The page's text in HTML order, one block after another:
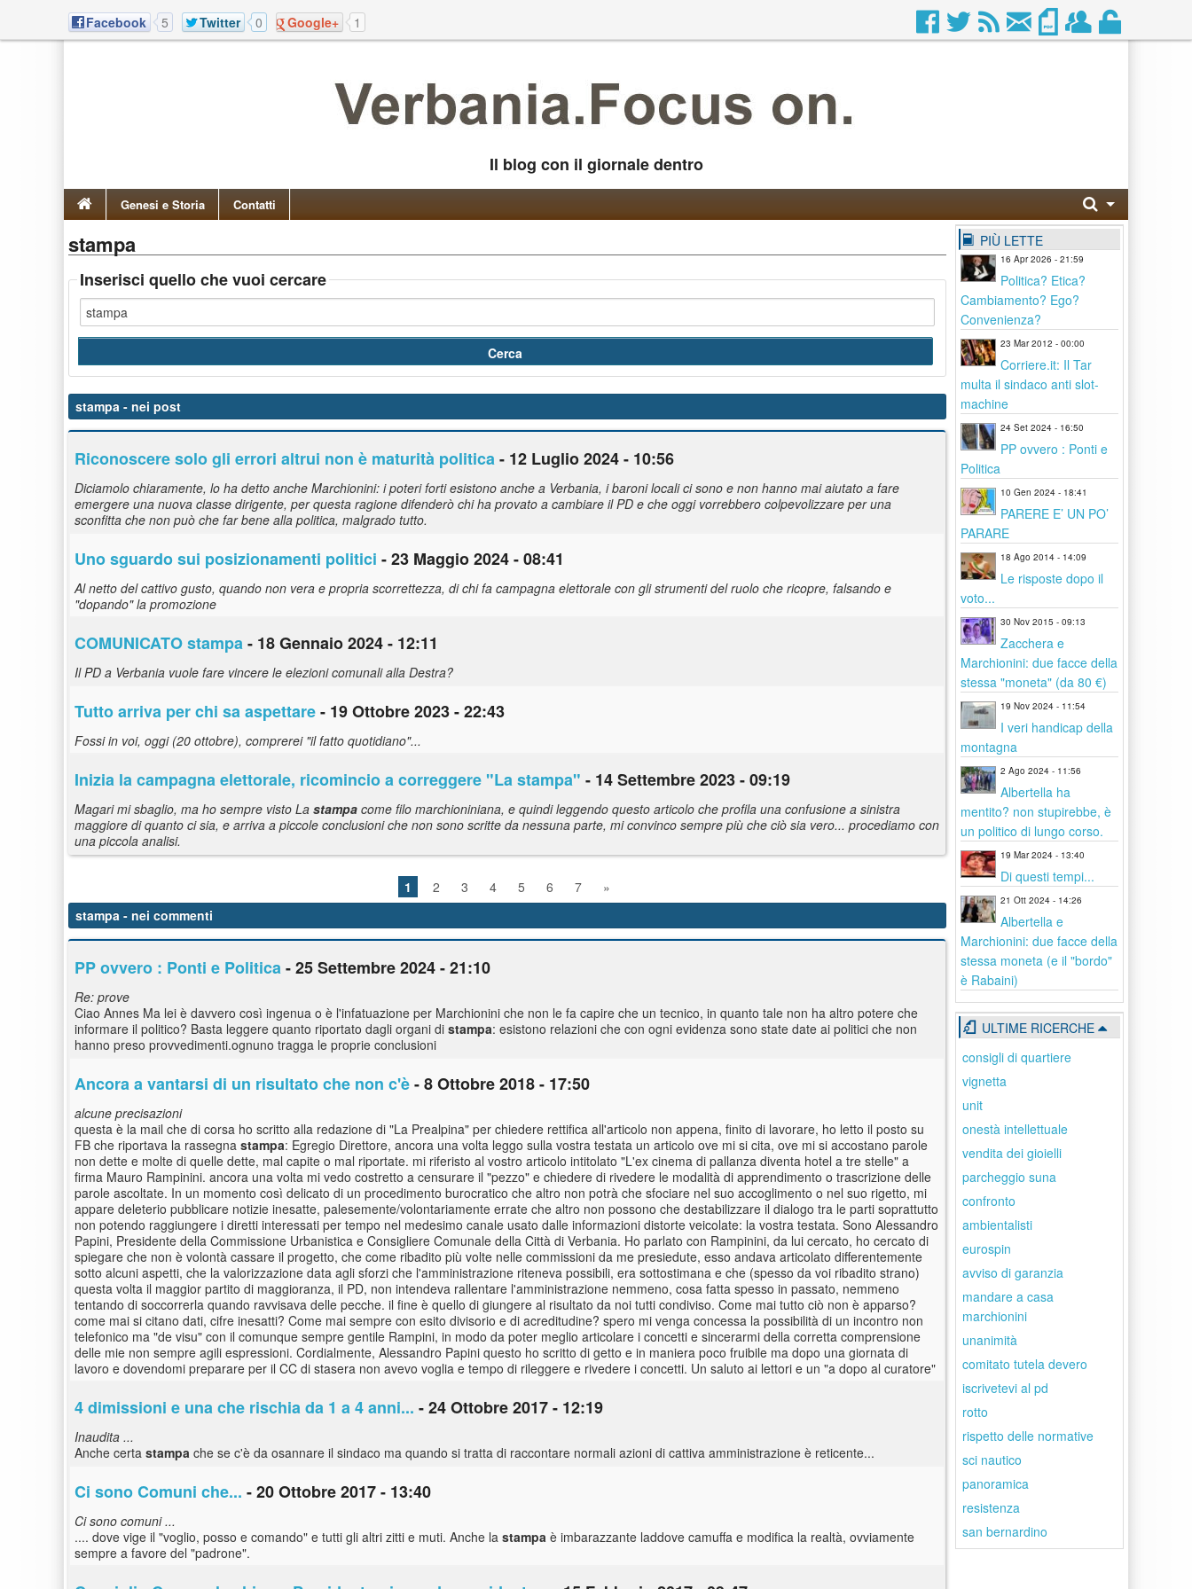
Facebook 5 Twitter 0 Google+ 1
Il blog con il giornale dentro
Genesi e Storia Contatti
stampa
Inserisci quello che vuoi cercare
stampa - nei post
Riconoscere solo gli errori altrui non è maturità politica- 12 Luglio 2024 - 10:56
Diciamolo chiaramente, lo ha detto anche Marchionini: i poteri forti esistono anche a Verbania, i baroni locali ci sono e non hanno mai aiutato a fare
emergere una nuova classe dirigente, per questa ragione difenderò chi ha provato a cambiare il PD e che oggi vorrebbero colpevolizzare per una
sconfitta che non può che far bene alla politica, malgrado tutto.
Uno sguardo sui posizionamenti politici - 23 Maggio 2024 - 08:41
Al netto del cattivo gusto, quando non vera e propria scorrettezza, di chi fa campagna elettorale con gli strumenti del ruolo che ricopre, falsando e
"dopando" la promozione
COMUNICATOstampa- 18 Gennaio 2024 - 12:11
Il PD a Verbania vuole fare vincere le elezioni comunali alla Destra?
Tutto arriva per chi sa aspettare- 19 Ottobre 2023 - 22:43
Fossi in voi, oggi (20 ottobre), comprerei "il fatto quotidiano"...
Inizia la campagna elettorale, ricomincio a correggere "Lastampa" - 14 Settembre 2023 - 09:19
Magari mi sbaglio, ma ho sempre visto La stampa come filo marchioniniana, e quindi leggendo questo articolo che profila una confusione a sinistra
maggiore di quanto ci sia, e arriva a piccole conclusioni che non sono scritte da nessuna parte, mi convinco sempre più che ciò sia vero... procediamo con
una piccola analisi.
1 2 3 4 5 6 7
»
stampa - nei commenti
PP ovvero : Ponti e Politica- 25 Settembre 2024 - 21:10
Re: prove
Ciao Annes Ma lei è davvero così ingenua o è l'infatuazione per Marchionini che non le fa capire che un tecnico, in quanto tale non ha altro potere che
informare il politico? Basta leggere quanto riportato dagli organi di stampa: esistono relazioni che con ogni evidenza sono state date ai politici che non
hanno preso provvedimenti.ognuno tragga le proprie conclusioni
Ancora a vantarsi di un risultato che non c'è- 8 Ottobre 2018 - 17:50
alcune precisazioni
questa è la mail che di corsa ho scritto alla redazione di "La Prealpina" per chiedere rettifica all'articolo non appena, finito di lavorare, ho letto il posto su
FB che riportava la rassegna stampa: Egregio Direttore, ancora una volta leggo sulla vostra testata un articolo ove mi si cita, ove mi si accostano parole
non dette e molte di quelle dette, mal capite o mal riportate. mi riferisto al vostro articolo intitolato "L'ex cinema di pallanza diventa hotel a tre stelle" a
firma Mauro Rampinini. ancora una volta mi vedo costretto a censurare il "pezzo" e chiedere di rivedere le modalità di apprendimento o trascrizione delle
parole ascoltate. In un momento così delicato di un procedimento burocratico che altro non potrà che sfociare nel suo accoglimento o nel suo rigetto, mi
appare deleterio pubblicare notizie inesatte, palesemente/volontariamente errate che altro non possono che destabilizzare il dialogo tra le parti soprattutto
non potendo raggiungere i diretti interessati per tempo nel medesimo canale usato dalle informazioni distorte veicolate: la vostra testata. Sono Alessandro
Papini, Presidente della Commissione Urbanistica e Consigliere Comunale della Città di Verbania. Ho parlato con Rampinini, da lui cercato, ho cercato di
spiegare che non è volontà cassare il progetto, che come ribadito più volte nelle commissioni da me presiedute, esso andava articolato differentemente
sotto alcuni aspetti, che la valorizzazione data agli sforzi che l'amministrazione riteneva possibili, era sottostimana e che (spesso da voi ribadito strano)
questa volta il maggior partito di maggioranza, il PD, non intendeva rallentare l'amministrazione nemmeno, cosa fatta spesso in passato, nemmeno
tentando di soccorrerla quando ravvisava delle pecche. il fine è quello di giungere al risultato da noi tutti condiviso. Come mai tutto ciò non è apparso?
come mai si citano dati, cifre inesatti? Come mai sempre con esito divisorio e di acreditudine? spero mi venga concessa la possibilità di un incontro non
telefonico ma "de visu" con il comunque sempre gentile Rampini, in modo da poter meglio articolare i concetti e sincerarmi della corretta comprensione
delle mie non sempre agili espressioni. Cordialmente, Alessandro Papini questo ho scritto di getto e in maniera poco fruibile ma dopo una giornata di
lavoro e dovendomi preparare per il CC di stasera non avevo voglia e tempo di rileggere e rivedere i concetti. Un saluto ai lettori e un "a dopo al curatore"
4 dimissioni e una che rischia da 1 a 4 anni... - 24 Ottobre 2017 - 12:19
Inaudita ...
Anche certa stampa che se c'è da osannare il sindaco ma quando si tratta di raccontare normali azioni di cattiva amministrazione è reticente...
Ci sono Comuni che... - 20 Ottobre 2017 - 13:40
Ci sono comuni ...
.... dove vige il "voglio, posso e comando" e tutti gli altri zitti e muti. Anche la stampa è imbarazzante laddove camuffa e modifica la realtà, ovviamente
sempre a favore del "padrone".
PIÙ LETTE
16 Apr 2026 - 21:59
Politica? Etica?
Cambiamento? Ego?
Convenienza?
23 Mar 2012 - 00:00
Corriere.it: Il Tar
multa il sindaco anti slot-
machine
24 Set 2024 - 16:50
PP ovvero : Ponti e
Politica
10 Gen 2024 - 18:41
PARERE E’ UN PO’
PARARE
18 Ago 2014 - 14:09
Le risposte dopo il
voto...
30 Nov 2015 - 09:13
Zacchera e
Marchionini: due facce della
stessa "moneta" (da 80 €)
19 Nov 2024 - 11:54
I veri handicap della
montagna
2 Ago 2024 - 11:56
Albertella ha
mentito? non stupirebbe, è
un politico di lungo corso.
19 Mar 2024 - 13:40
Di questi tempi...
21 Ott 2024 - 14:26
Albertella e
Marchionini: due facce della
stessa moneta (e il "bordo"
è Rabaini)
ULTIME RICERCHE
consigli di quartiere
vignetta
unit
onestà intellettuale
vendita dei gioielli
parcheggio suna
confronto
ambientalisti
eurospin
avviso di garanzia
mandare a casa
marchionini
unanimità
comitato tutela devero
iscrivetevi al pd
rotto
rispetto delle normative
sci nautico
panoramica
resistenza
san bernardino